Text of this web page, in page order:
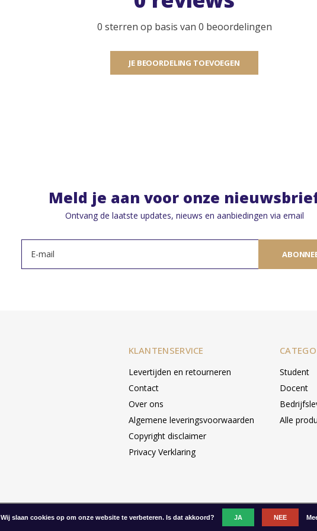
0 sterren op basis van 0 beoordelingen
JE BEOORDELING TOEVOEGEN
Meld je aan voor onze
Ontvang de laatste updates, nieuws en aanbiedingen via email
KLANTENSERVICE
Levertijden en retourneren
Contact
Over ons
Algemene leveringsvoorwaarden
Copyright disclaimer
Privacy Verklaring
Student
Docent
Alle
Wij slaan cookies op om onze website te verbeteren. Is dat akkoord? JA NEE